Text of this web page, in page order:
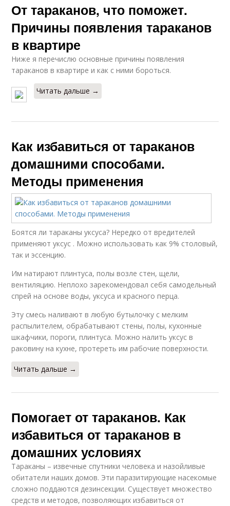
От тараканов, что поможет.
Причины появления тараканов
в квартире
Ниже я перечислю основные причины появления
тараканов в квартире и как с ними бороться.
Читать дальше →
Как избавиться от тараканов
домашними способами.
Методы применения
Боятся ли тараканы уксуса? Нередко от вредителей
применяют уксус . Можно использовать как 9% столовый,
так и эссенцию.
Им натирают плинтуса, полы возле стен, щели,
вентиляцию. Неплохо зарекомендовал себя самодельный
спрей на основе воды, уксуса и красного перца.
Эту смесь наливают в любую бутылочку с мелким
распылителем, обрабатывают стены, полы, кухонные
шкафчики, пороги, плинтуса. Можно налить уксус в
раковину на кухне, протереть им рабочие поверхности.
Читать дальше →
Помогает от тараканов. Как
избавиться от тараканов в
домашних условиях
Тараканы – извечные спутники человека и назойливые
обитатели наших домов. Эти паразитирующие насекомые
сложно поддаются дезинсекции. Существует множество
средств и методов, позволяющих избавиться от